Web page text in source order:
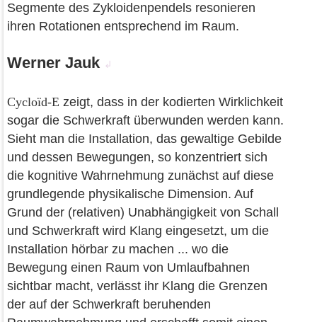
Segmente des Zykloidenpendels resonieren
ihren Rotationen entsprechend im Raum.
Werner Jauk ↲
Cycloïd-E zeigt, dass in der kodierten Wirklichkeit
sogar die Schwerkraft überwunden werden kann.
Sieht man die Installation, das gewaltige Gebilde
und dessen Bewegungen, so konzentriert sich
die kognitive Wahrnehmung zunächst auf diese
grundlegende physikalische Dimension. Auf
Grund der (relativen) Unabhängigkeit von Schall
und Schwerkraft wird Klang eingesetzt, um die
Installation hörbar zu machen ... wo die
Bewegung einen Raum von Umlaufbahnen
sichtbar macht, verlässt ihr Klang die Grenzen
der auf der Schwerkraft beruhenden